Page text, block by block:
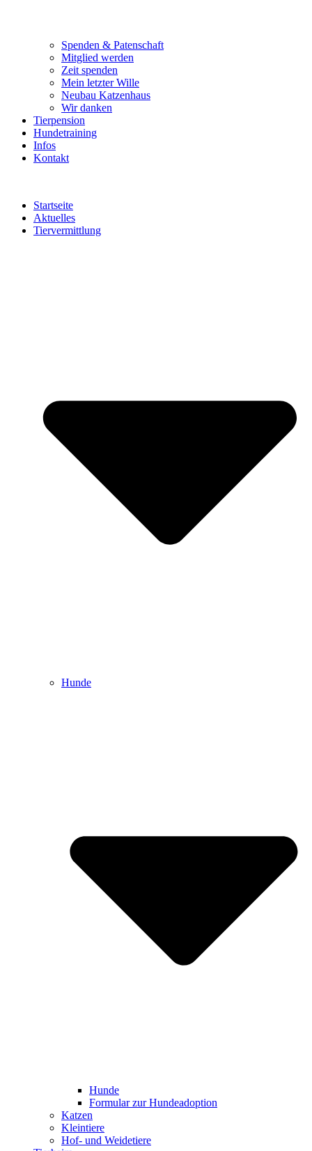
Spenden & Patenschaft
Mitglied werden
Zeit spenden
Mein letzter Wille
Neubau Katzenhaus
Wir danken
Tierpension
Hundetraining
Infos
Kontakt
Startseite
Aktuelles
Tiervermittlung
Hunde
Hunde
Formular zur Hundeadoption
Katzen
Kleintiere
Hof- und Weidetiere